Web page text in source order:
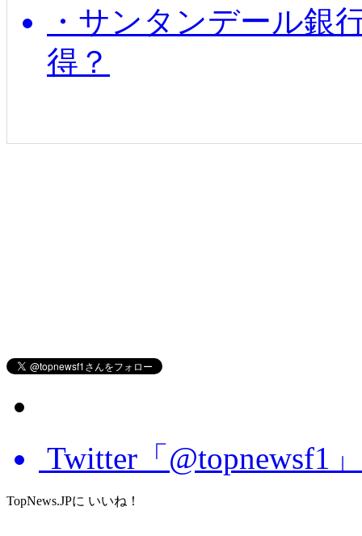
・サンタンデール銀
得？
Twitter「@topnewsf1
TopNews.JPに いいね！